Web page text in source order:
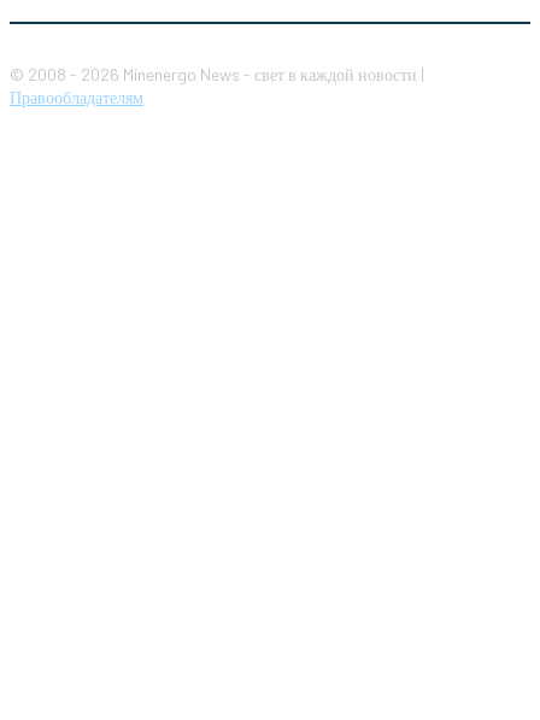
© 2008 - 2026 Minenergo News - свет в каждой новости |
Правообладателям